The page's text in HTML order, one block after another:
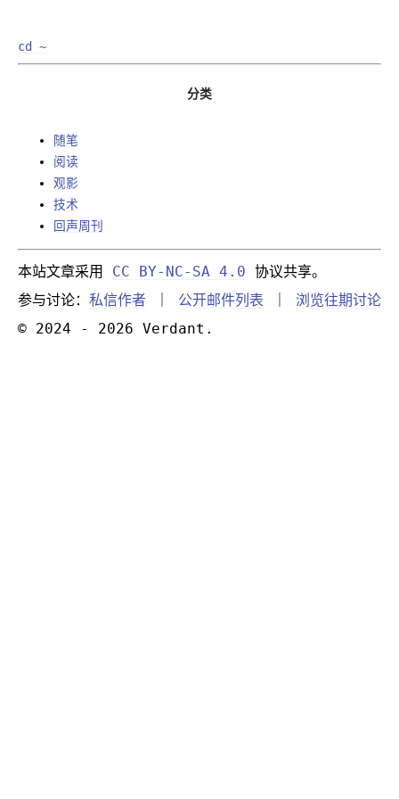
cd ~
分类
随笔
阅读
观影
技术
回声周刊
本站文章采用 CC BY-NC-SA 4.0 协议共享。
参与讨论： 私信作者 公开邮件列表
浏览往期讨论
© 2024 - 2026 Verdant.